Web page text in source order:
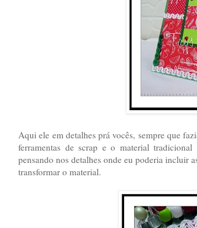
Aqui ele em detalhes prá vocês, sempre que
ferramentas de scrap e o material
pensando nos detalhes onde eu poderia incluir
transformar o material.